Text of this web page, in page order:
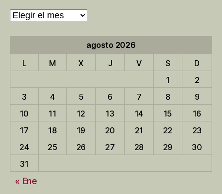
Archivo
de
entradas
agosto 2026
L
M X J V S
D
1
2
3
4 5 6 7 8
9
10
11 12 13 14 15
16
17
18 19 20 21 22
23
24
25 26 27 28 29
30
31
« Ene